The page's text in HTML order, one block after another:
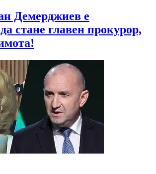
Демерджиев е
стане главен прокурор,